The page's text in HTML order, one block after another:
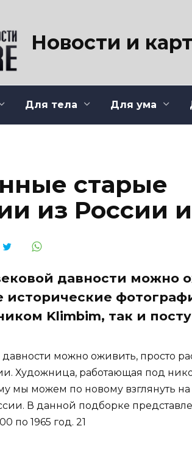
Новости и
Для тела Для ума
старые
из России
давности можно
исторические
Klimbim, так и
можно оживить, просто
Художница, работающая под
мы можем по новому взглянуть
В данной подборке
по 1965 год. 21